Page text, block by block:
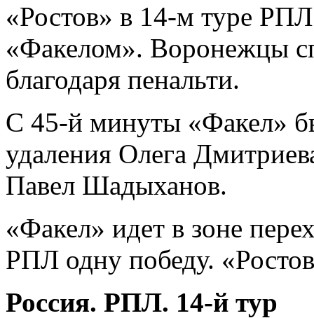
«Ростов» в 14-м туре
«Факелом». Воронежцы
благодаря пенальти.
С 45-й минуты «Факел»
удаления Олега
Павел Шадыханов.
«Факел» идет в зоне
РПЛ одну победу.
Россия. РПЛ. 14-й тур